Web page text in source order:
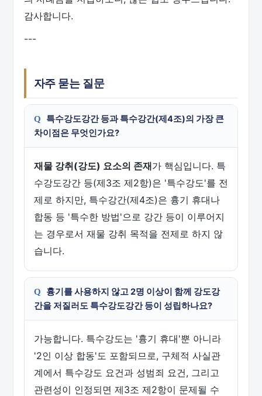
감사합니다.
---
자주 묻는 질문
특수강도강간 등과 특수강간(제4조)의 가장 큰
차이점은 무엇인가요?
재물 강취(강도) 요소의 존재가 핵심입니다. 특
수강도강간 등(제3조 제2항)은 '특수강도'를 전
제로 하지만, 특수강간(제4조)은 흉기 휴대나
합동 등 '특수한 방법'으로 강간 등이 이루어지
는 경우로서 재물 강취 목적을 전제로 하지 않
습니다.
흉기를 사용하지 않고 2명 이상이 함께 강도강
간을 저질러도 특수강도강간 등이 성립하나요?
가능합니다. 특수강도는 '흉기 휴대'뿐 아니라
'2인 이상 합동'도 포함되므로, 구체적 사실관
계에서 특수강도 요건과 성범죄 요건, 그리고
관련성이 인정되면 제3조 제2항이 문제될 수